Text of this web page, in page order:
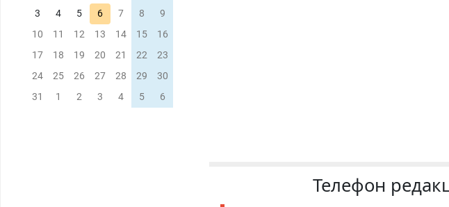
Телефон
3
4 5 6 7 8
9
10
11 12 13 14 15
16
17
18 19 20 21 22
23
24
25 26 27 28 29
30
31
1 2 3 4 5 6